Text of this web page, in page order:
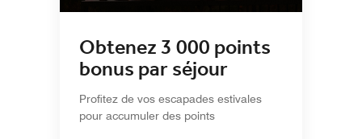
Obtenez 3 000 points
bonus par séjour
Profitez de vos escapades estivales
pour accumuler des points